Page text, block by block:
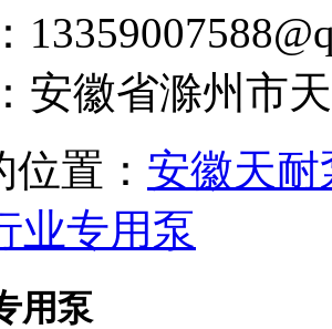
安徽省滁州市
置： 安徽天
业专用泵
用泵